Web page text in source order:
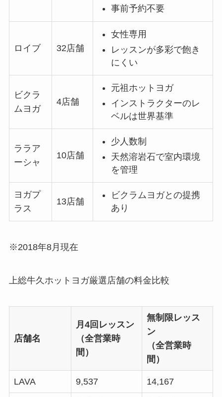
事前予約不要
ロイブ 32店舗
女性専用
レッスンが多彩で飽き
にくい
ビクラ
ムヨガ
4店舗
元祖ホットヨガ
インストラクターのレ
ベルは世界基準
ララア
ーシャ
10店舗
少人数制
天然溶岩石で室内環境
を管理
ヨガプ
ラス
13店舗
ビクラムヨガとの提携
あり
※2018年8月現在
上総牛久ホットヨガ厳選店舗の料金比較
店舗名
月4回レッスン
（全営業時
間）
無制限レッス
ン
（全営業時
間）
LAVA 9,537 14,167